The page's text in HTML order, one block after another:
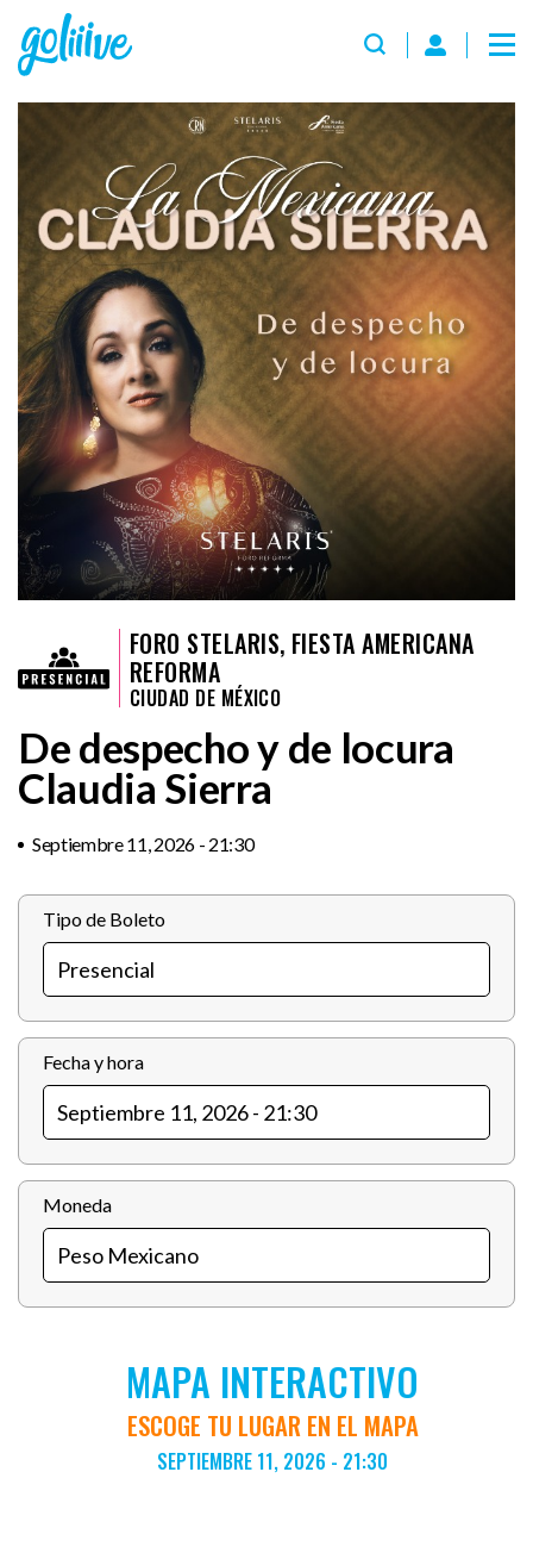
FORO STELARIS, FIESTA AMERICANA
REFORMA
CIUDAD DE MÉXICO
De despecho y de locura
Claudia Sierra
Septiembre 11, 2026 - 21:30
Tipo de Boleto
Fecha y hora
Moneda
MAPA INTERACTIVO
ESCOGE TU LUGAR EN EL MAPA
SEPTIEMBRE 11, 2026 - 21:30